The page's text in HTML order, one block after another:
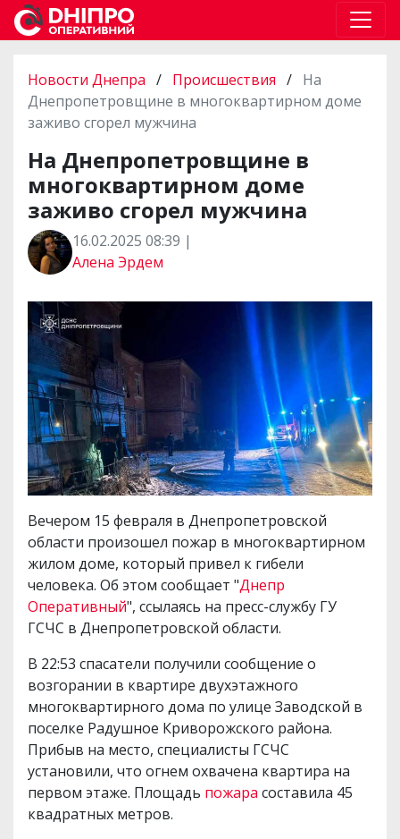
Новости Днепра / Происшествия / На
Днепропетровщине в многоквартирном доме
заживо сгорел мужчина
На Днепропетровщине в
многоквартирном доме
заживо сгорел мужчина
16.02.2025 08:39 |
Алена Эрдем
Вечером 15 февраля в Днепропетровской
области произошел пожар в многоквартирном
жилом доме, который привел к гибели
человека. Об этом сообщает "Днепр
Оперативный", ссылаясь на пресс-службу ГУ
ГСЧС в Днепропетровской области.
В 22:53 спасатели получили сообщение о
возгорании в квартире двухэтажного
многоквартирного дома по улице Заводской в ​​
поселке Радушное Криворожского района.
Прибыв на место, специалисты ГСЧС
установили, что огнем охвачена квартира на
первом этаже. Площадь пожара составила 45
квадратных метров.